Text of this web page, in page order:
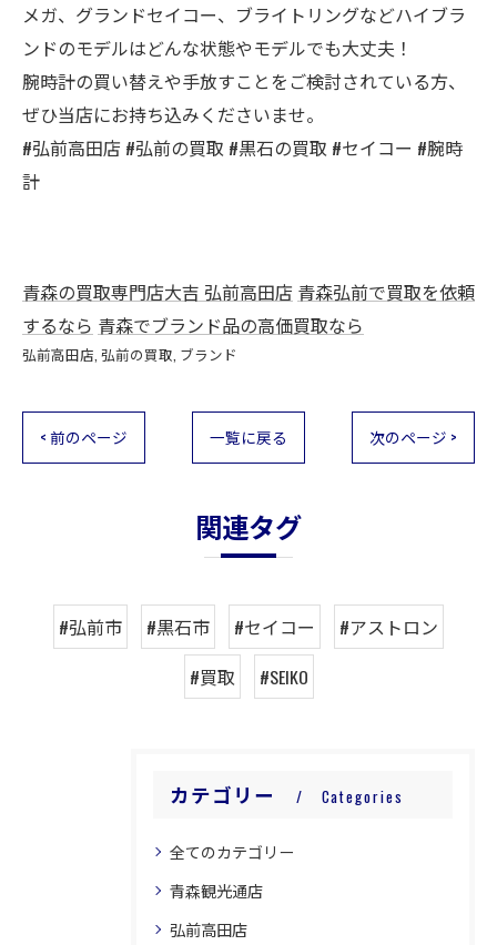
メガ、グランドセイコー、ブライトリングなどハイブラ
ンドのモデルはどんな状態やモデルでも大丈夫！
腕時計の買い替えや手放すことをご検討されている方、
ぜひ当店にお持ち込みくださいませ。
#弘前高田店 #弘前の買取 #黒石の買取 #セイコー #腕時
計
青森の買取専門店大吉 弘前高田店 青森弘前で買取を依頼
するなら 青森でブランド品の高価買取なら
弘前高田店 弘前の買取 ブランド
< 前のページ 一覧に戻る 次のページ >
関連タグ
#弘前市 #黒石市 #セイコー
#アストロン
#買取
#SEIKO
カテゴリー Categories
全てのカテゴリー
青森観光通店
弘前高田店